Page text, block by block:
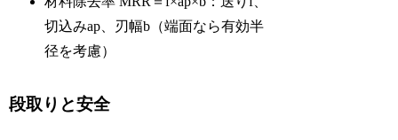
切込みap、刃幅b（端面なら有効半
径を考慮）
段取りと安全